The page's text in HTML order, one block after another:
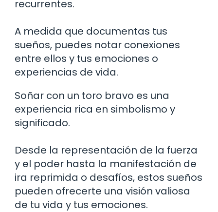
recurrentes.
A medida que documentas tus
sueños, puedes notar conexiones
entre ellos y tus emociones o
experiencias de vida.
Soñar con un toro bravo es una
experiencia rica en simbolismo y
significado.
Desde la representación de la fuerza
y el poder hasta la manifestación de
ira reprimida o desafíos, estos sueños
pueden ofrecerte una visión valiosa
de tu vida y tus emociones.